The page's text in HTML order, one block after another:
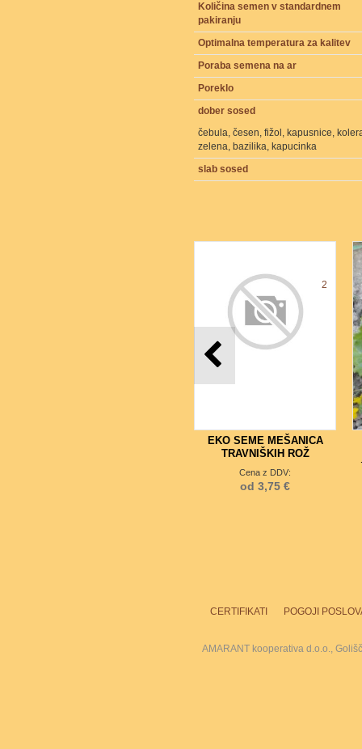
Količina semen v standardnem
pakiranju
Optimalna temperatura za kalitev
Poraba semena na ar
Poreklo
dober sosed
čebula, česen, fižol, kapusnice,
zelena, bazilika, kapucinka
slab sosed
2
EKO SEME MEŠANICA
TRAVNIŠKIH ROŽ
Cena z DDV:
od 3,75 €
CERTIFIKATI POGOJI
AMARANT kooperativa d.o.o.,